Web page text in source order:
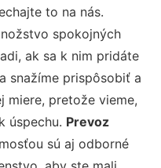
to na nás.
spokojných
ak sa k nim pridáte
snažíme prispôsobiť a
miere, pretože vieme,
úspechu. Prevoz
sú aj odborné